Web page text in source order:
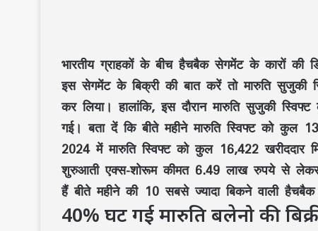
भारतीय ग्राहकों के बीच हैचबैक सेगमेंट के कारों की
इस सेगमेंट के बिक्री की बात करें तो मारुति
कर लिया। हालांकि, इस दौरान मारुति सुजुकी
गई। बता दें कि बीते महीने मारुति स्विफ्ट को
2024 में मारुति स्विफ्ट को कुल 16,422 खरीददार
शुरुआती एक्स-शोरूम कीमत 6.49 लाख रुपये से
हैं बीते महीने की 10 सबसे ज्यादा बिकने वाली
40% घट गई मारुति बलेनो की